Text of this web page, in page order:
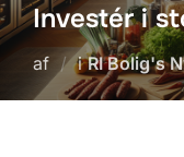
Investér i
af iRI Bolig's